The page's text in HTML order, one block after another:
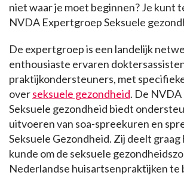
niet waar je moet beginnen? Je kunt
NVDA Expertgroep Seksuele
De expertgroep is een landelijk
enthousiaste ervaren
praktijkondersteuners, met
overseksuele gezondheid. De
Seksuele gezondheid biedt
uitvoeren van soa-spreekuren en
Seksuele Gezondheid. Zij deelt graag
kunde om de seksuele
Nederlandse huisartsenpraktijken te